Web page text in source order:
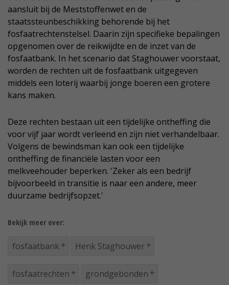
aansluit bij de Meststoffenwet en de
staatssteunbeschikking behorende bij het
fosfaatrechtenstelsel. Daarin zijn specifieke bepalingen
opgenomen over de reikwijdte en de inzet van de
fosfaatbank. In het scenario dat Staghouwer voorstaat,
worden de rechten uit de fosfaatbank uitgegeven
middels een loterij waarbij jonge boeren een grotere
kans maken.
Deze rechten bestaan uit een tijdelijke ontheffing die
voor vijf jaar wordt verleend en zijn niet verhandelbaar.
Volgens de bewindsman kan ook een tijdelijke
ontheffing de financiële lasten voor een
melkveehouder beperken. 'Zeker als een bedrijf
bijvoorbeeld in transitie is naar een andere, meer
duurzame bedrijfsopzet.'
Bekijk meer over:
fosfaatbank Henk Staghouwer
fosfaatrechten grondgebonden